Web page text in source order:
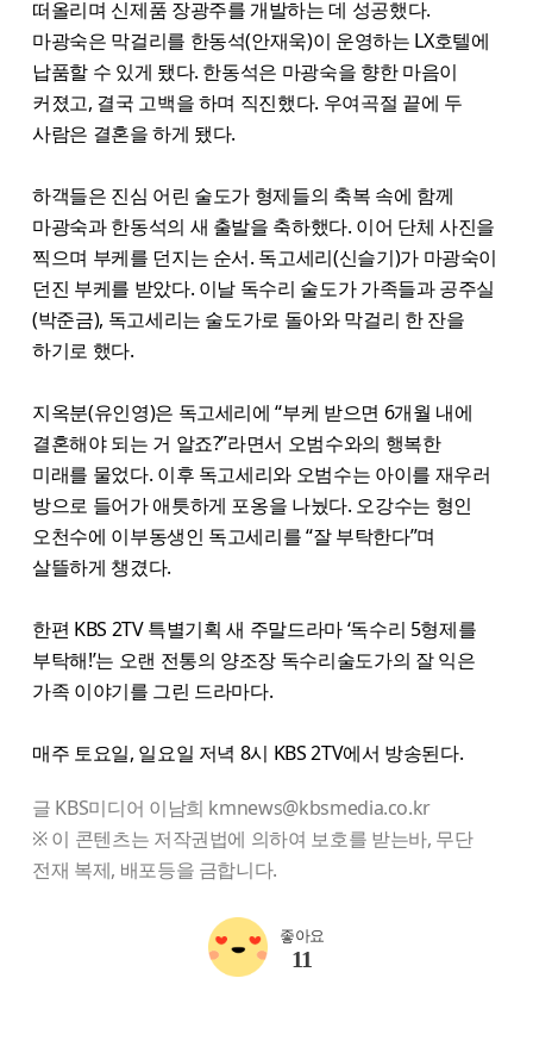
떠올리며 신제품 장광주를 개발하는 데 성공했다.
마광숙은 막걸리를 한동석(안재욱)이 운영하는 LX호텔에
납품할 수 있게 됐다. 한동석은 마광숙을 향한 마음이
커졌고, 결국 고백을 하며 직진했다. 우여곡절 끝에 두
사람은 결혼을 하게 됐다.
하객들은 진심 어린 술도가 형제들의 축복 속에 함께
마광숙과 한동석의 새 출발을 축하했다. 이어 단체 사진을
찍으며 부케를 던지는 순서. 독고세리(신슬기)가 마광숙이
던진 부케를 받았다. 이날 독수리 술도가 가족들과 공주실
(박준금), 독고세리는 술도가로 돌아와 막걸리 한 잔을
하기로 했다.
지옥분(유인영)은 독고세리에 “부케 받으면 6개월 내에
결혼해야 되는 거 알죠?”라면서 오범수와의 행복한
미래를 물었다. 이후 독고세리와 오범수는 아이를 재우러
방으로 들어가 애틋하게 포옹을 나눴다. 오강수는 형인
오천수에 이부동생인 독고세리를 “잘 부탁한다”며
살뜰하게 챙겼다.
한편 KBS 2TV 특별기획 새 주말드라마 ‘독수리 5형제를
부탁해!’는 오랜 전통의 양조장 독수리술도가의 잘 익은
가족 이야기를 그린 드라마다.
매주 토요일, 일요일 저녁 8시 KBS 2TV에서 방송된다.
글 KBS미디어 이남희 kmnews@kbsmedia.co.kr
※ 이 콘텐츠는 저작권법에 의하여 보호를 받는바, 무단
전재 복제, 배포등을 금합니다.
좋아요
11